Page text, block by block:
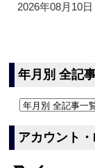
2026年08月10日
年月別 全記
アカウント